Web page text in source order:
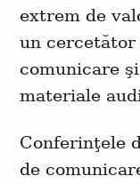
extrem de
un
comunicare
materiale
Conferinţele
de